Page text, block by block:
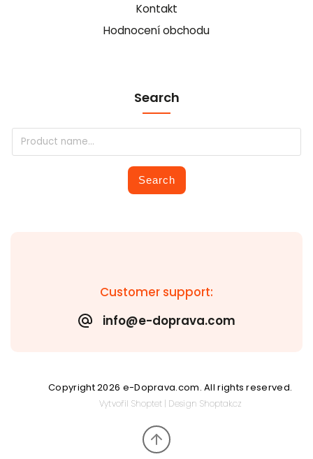
Customer support:
info@e-doprava.com
Kontakt
Hodnocení obchodu
Search
Search
Copyright 2026 e-Doprava.com. All rights reserved.
Vytvořil Shoptet| Design Shoptak.cz